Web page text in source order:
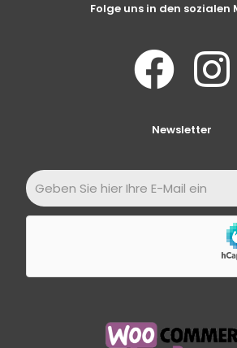
Folge uns in den sozialen
Newsletter